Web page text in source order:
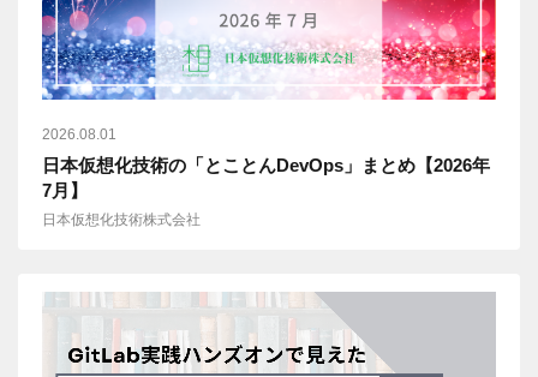
2026.08.01
日本仮想化技術の「とことんDevOps」まとめ【2026年
7月】
日本仮想化技術株式会社